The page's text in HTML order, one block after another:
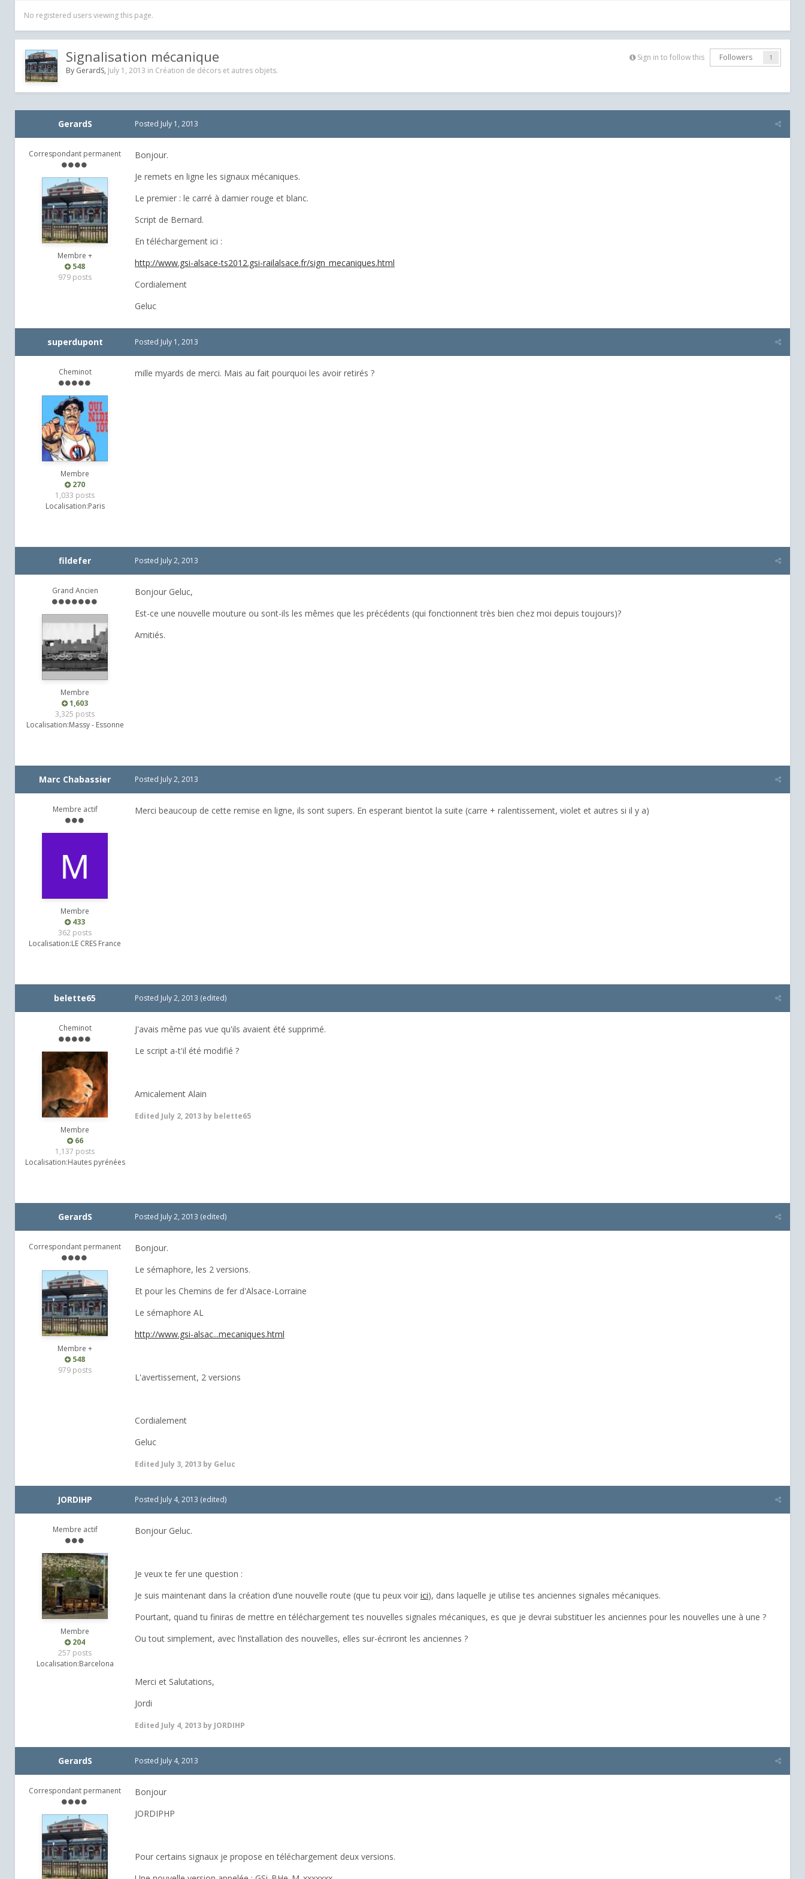
No registered users viewing this page.
Sign in to follow this Followers 1
Signalisation mécanique
By GerardS, July 1, 2013 in Création de décors et autres objets.
GerardS
Correspondant permanent
Membre +
548
979 posts
Posted July 1, 2013
Bonjour.
Je remets en ligne les signaux mécaniques.
Le premier : le carré à damier rouge et blanc.
Script de Bernard.
En téléchargement ici :
http://www.gsi-alsace-ts2012.gsi-railalsace.fr/sign_mecaniques.html
Cordialement
Geluc
superdupont
Cheminot
Membre
270
1,033 posts
Localisation:Paris
Posted July 1, 2013
mille myards de merci. Mais au fait pourquoi les avoir retirés ?
fildefer
Grand Ancien
Membre
1,603
3,325 posts
Localisation:Massy - Essonne
Posted July 2, 2013
Bonjour Geluc,
Est-ce une nouvelle mouture ou sont-ils les mêmes que les précédents (qui fonctionnent très bien chez moi depuis toujours)?
Amitiés.
Marc Chabassier
Membre actif
Membre
433
362 posts
Localisation:LE CRES France
Posted July 2, 2013
Merci beaucoup de cette remise en ligne, ils sont supers. En esperant bientot la suite (carre + ralentissement, violet et autres si il y a)
belette65
Cheminot
Membre
66
1,137 posts
Localisation:Hautes pyrénées
Posted July 2, 2013 (edited)
J'avais même pas vue qu'ils avaient été supprimé.
Le script a-t'il été modifié ?
Amicalement Alain
Edited July 2, 2013 by belette65
GerardS
Correspondant permanent
Membre +
548
979 posts
Posted July 2, 2013 (edited)
Bonjour.
Le sémaphore, les 2 versions.
Et pour les Chemins de fer d'Alsace-Lorraine
Le sémaphore AL
http://www.gsi-alsac...mecaniques.html
L'avertissement, 2 versions
Cordialement
Geluc
Edited July 3, 2013 by Geluc
JORDIHP
Membre actif
Membre
204
257 posts
Localisation:Barcelona
Posted July 4, 2013 (edited)
Bonjour Geluc.
Je veux te fer une question :
Je suis maintenant dans la création d’une nouvelle route (que tu peux voir ici), dans laquelle je utilise tes anciennes signales mécaniques.
Pourtant, quand tu finiras de mettre en téléchargement tes nouvelles signales mécaniques, es que je devrai substituer les anciennes pour les nouvelles une à une ?
Ou tout simplement, avec l’installation des nouvelles, elles sur-écriront les anciennes ?
Merci et Salutations,
Jordi
Edited July 4, 2013 by JORDIHP
GerardS
Correspondant permanent
Posted July 4, 2013
Bonjour
JORDIPHP
Pour certains signaux je propose en téléchargement deux versions.